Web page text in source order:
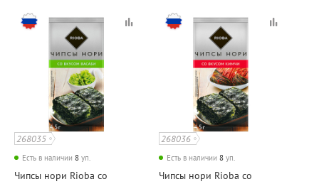
268035
Есть в наличии 8 уп.
Чипсы нори Rioba со
268036
Есть в наличии 8 уп.
Чипсы нори Rioba со